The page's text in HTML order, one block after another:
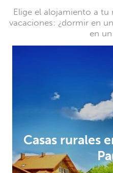
Elige el alojamiento a tu
vacaciones: ¿dormir en
en
Casas rurales